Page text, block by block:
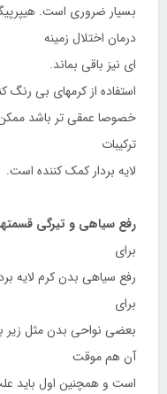
بسیار ضروری است.
درمان اختلال زمینه
ای نیز باقی بماند.
استفاده از کرمهای بی رنگ
خصوصا عمقی تر باشد ممکن
ترکیبات
لایه بردار کمک کننده است.
رفع سیاهی و تیرگی
برای
رفع سیاهی بدن کرم لایه
برای
بعضی نواحی بدن مثل زیر
آن هم موقت
است و همچنین اول باید